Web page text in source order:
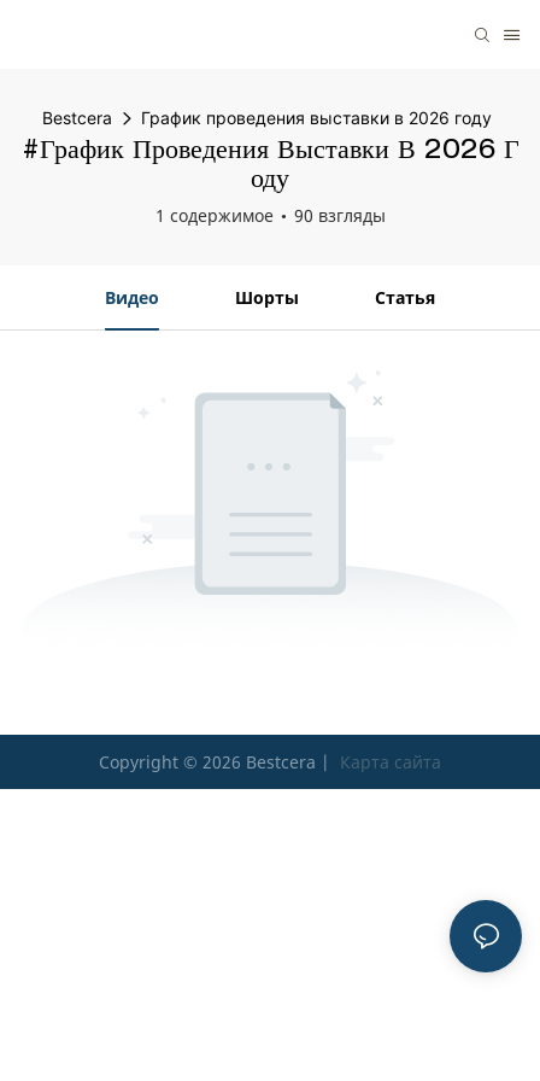
Bestcera График проведения выставки в 2026 году
#График Проведения Выставки В 2026 Г
Оду
1 содержимое 90 взгляды
Видео Шорты Статья
Copyright © 2026 Bestcera | Карта сайта